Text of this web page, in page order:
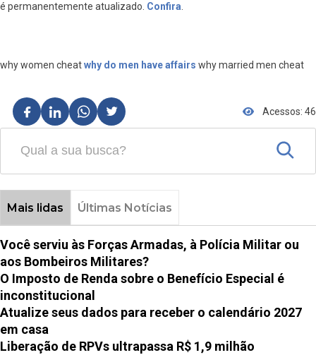
é permanentemente atualizado. Confira.
why women cheatwhy do men have affairs why married men cheat
Acessos: 46
Mais lidas Últimas Notícias
Você serviu às Forças Armadas, à Polícia Militar ou
aos Bombeiros Militares?
O Imposto de Renda sobre o Benefício Especial é
inconstitucional
Atualize seus dados para receber o calendário 2027
em casa
Liberação de RPVs ultrapassa R$ 1,9 milhão